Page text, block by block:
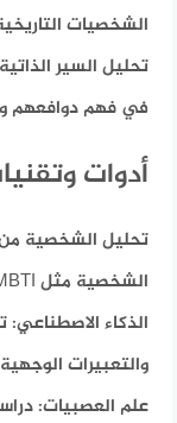
الشخصيات
تحليل السير
في فهم دوافعهم
أدوات
تحليل الشخصية
الشخصية مثل MBTI و DISC.
الذكاء الاصطناعي:
والتعبيرات
علم العصبيات: